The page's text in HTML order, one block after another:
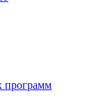
программ